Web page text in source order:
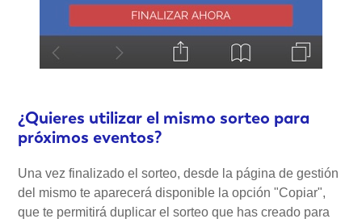
¿Quieres utilizar el mismo sorteo para
próximos eventos?
Una vez finalizado el sorteo, desde la página de gestión
del mismo te aparecerá disponible la opción "Copiar",
que te permitirá duplicar el sorteo que has creado para